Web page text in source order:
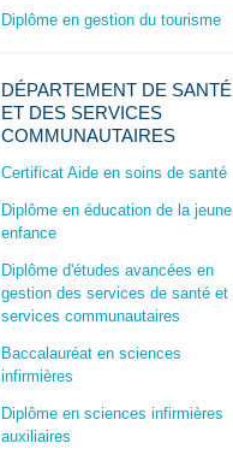
Diplôme en gestion du tourisme
DÉPARTEMENT DE SANTÉ
ET DES SERVICES
COMMUNAUTAIRES
Certificat Aide en soins de santé
Diplôme en éducation de la jeune
enfance
Diplôme d'études avancées en
gestion des services de santé et
services communautaires
Baccalauréat en sciences
infirmières
Diplôme en sciences infirmières
auxiliaires